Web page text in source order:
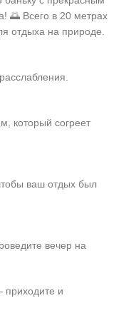
🌅 Всего в 20 метрах
отдыха на природе.
который согреет
ваш отдых был
вечер на
приходите и